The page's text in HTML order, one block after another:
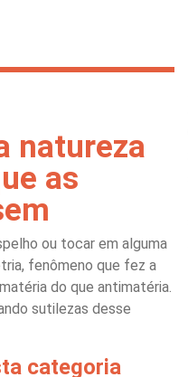
natureza
as
ou tocar em alguma
fenômeno que fez a
do que antimatéria.
sutilezas desse
categoria